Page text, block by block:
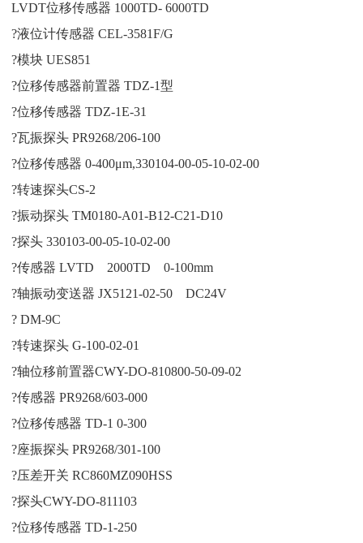
LVDT位移传感器 1000TD- 6000TD
?液位计传感器 CEL-3581F/G
?模块 UES851
?位移传感器前置器 TDZ-1型
?位移传感器 TDZ-1E-31
?瓦振探头 PR9268/206-100
?位移传感器 0-400μm,330104-00-05-10-02-00
?转速探头CS-2
?振动探头 TM0180-A01-B12-C21-D10
?探头 330103-00-05-10-02-00
?传感器 LVTD 2000TD 0-100mm
?轴振动变送器 JX5121-02-50 DC24V
? DM-9C
?转速探头 G-100-02-01
?轴位移前置器CWY-DO-810800-50-09-02
?传感器 PR9268/603-000
?位移传感器 TD-1 0-300
?座振探头 PR9268/301-100
?压差开关 RC860MZ090HSS
?探头CWY-DO-811103
?位移传感器 TD-1-250